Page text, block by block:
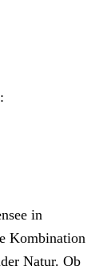
in
Kombination
Natur. Ob